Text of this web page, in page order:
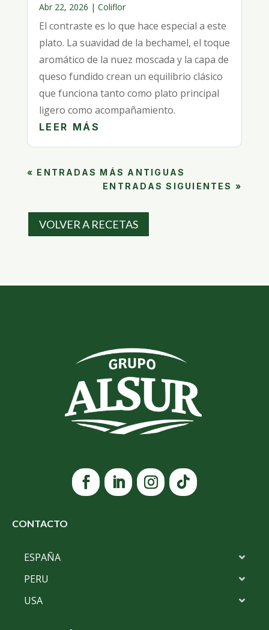
Abr 22, 2026 | Coliflor
El contraste es lo que hace especial a este
plato. La suavidad de la bechamel, el toque
aromático de la nuez moscada y la capa de
queso fundido crean un equilibrio clásico
que funciona tanto como plato principal
ligero como acompañamiento.
LEER MÁS
« ENTRADAS MÁS ANTIGUAS
ENTRADAS SIGUIENTES »
VOLVER A RECETAS
CONTACTO
ESPAÑA
PERU
USA